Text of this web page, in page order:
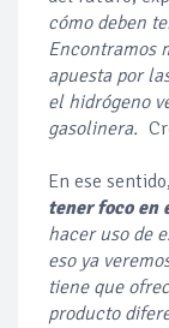
cómo deben
Encontramos
apuesta por
el hidrógeno
gasolinera.
En ese
tener foco en
hacer uso de
eso ya
tiene que
producto